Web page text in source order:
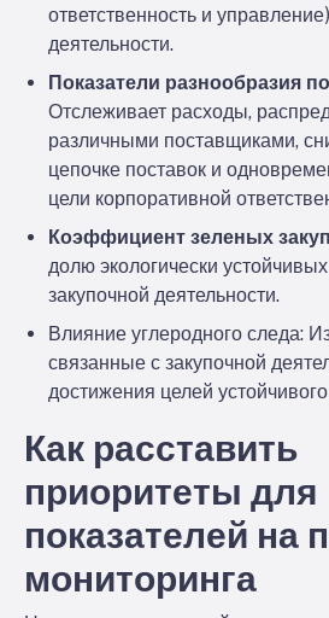
ответственность и
деятельности.
Показатели разнообразия
Отслеживает расходы,
различными поставщиками,
цепочке поставок и
цели корпоративной
Коэффициент зеленых
долю экологически
закупочной деятельности.
Влияние углеродного следа:
связанные с закупочной
достижения целей
Как расставить
приоритеты для
показателей на
мониторинга